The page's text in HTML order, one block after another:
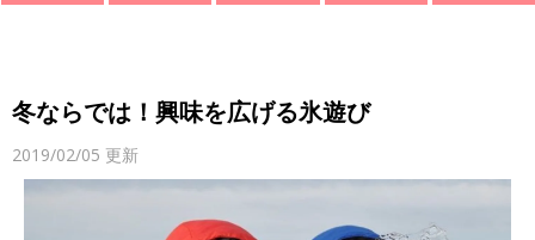
冬ならでは！興味を広げる氷遊び
2019/02/05 更新